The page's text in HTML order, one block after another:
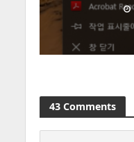
43 Comments